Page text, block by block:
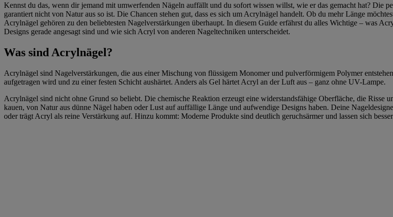
Kennst du das, wenn dir jemand mit umwerfenden Nägeln auffällt und du sofort wissen willst, wie er das gemacht hat? Die
garantiert nicht von Natur aus so ist. Die Chancen stehen gut, dass es sich um Acrylnägel handelt. Ob du mehr Länge
Acrylnägel gehören zu den beliebtesten Nagelverstärkungen überhaupt. In diesem Guide erfährst du alles Wichtige – was
Designs gerade angesagt sind und wie sich Acryl von anderen Nageltechniken unterscheidet.
Was sind Acrylnägel?
Acrylnägel sind Nagelverstärkungen, die aus einer Mischung von flüssigem Monomer und pulverförmigem Polymer
aufgetragen wird und zu einer festen Schicht aushärtet. Anders als Gel härtet Acryl an der Luft aus – ganz ohne UV-Lampe.
Acrylnägel sind nicht ohne Grund so beliebt. Die chemische Reaktion erzeugt eine widerstandsfähige Oberfläche, die Risse
kauen, von Natur aus dünne Nägel haben oder Lust auf auffällige Länge und aufwendige Designs haben. Deine
oder trägt Acryl als reine Verstärkung auf. Hinzu kommt: Moderne Produkte sind deutlich geruchsärmer und lassen sich